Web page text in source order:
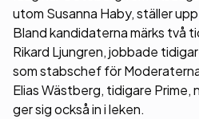
utom Susanna Haby, ställer
Bland kandidaterna märks två
Rikard Ljungren, jobbade
som stabschef för
Elias Wästberg, tidigare Prime,
ger sig också in i leken.